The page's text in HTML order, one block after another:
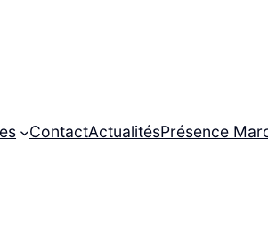
ContactActualitésPrésence